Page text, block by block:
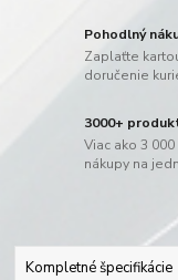
Pohodlný
Zaplaťte
doručenie
3000+
Viac ako 3
nákupy na
Kompletné špecifikácie